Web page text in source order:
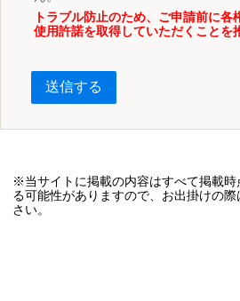
トラブル防止のため、ご申請前に各
使用許諾を取得していただくことを
送信する
※当サイトに掲載の内容はすべて掲載
る可能性がありますので、お出掛けの
さい。